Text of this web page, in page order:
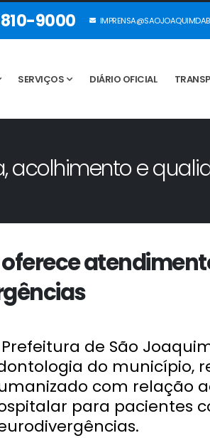
9000
SERVIÇOS DIÁRIO OFICIAL
acolhimento e
de São
do município,
com relação
para pacientes